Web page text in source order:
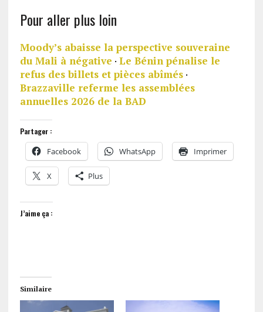
Pour aller plus loin
Moody’s abaisse la perspective souveraine
du Mali à négative · Le Bénin pénalise le
refus des billets et pièces abîmés·
Brazzaville referme les assemblées
annuelles 2026 de la BAD
Partager :
Facebook WhatsApp Imprimer
X Plus
J’aime ça :
Similaire